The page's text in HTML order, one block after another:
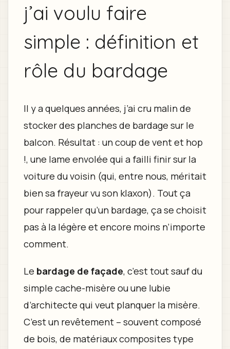
j’ai voulu faire
simple : définition et
rôle du bardage
Il y a quelques années, j’ai cru malin de
stocker des planches de bardage sur le
balcon. Résultat : un coup de vent et hop
!, une lame envolée qui a failli finir sur la
voiture du voisin (qui, entre nous, méritait
bien sa frayeur vu son klaxon). Tout ça
pour rappeler qu’un bardage, ça se choisit
pas à la légère et encore moins n’importe
comment.
Le bardage de façade, c’est tout sauf du
simple cache-misère ou une lubie
d’architecte qui veut planquer la misère.
C’est un revêtement – souvent composé
de bois, de matériaux composites type